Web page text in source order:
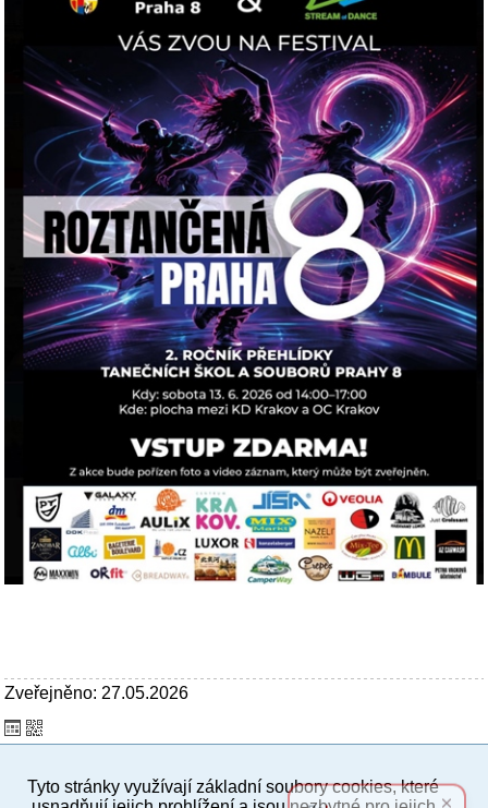
Zveřejněno: 27.05.2026
Tyto stránky využívají základní soubory cookies, které